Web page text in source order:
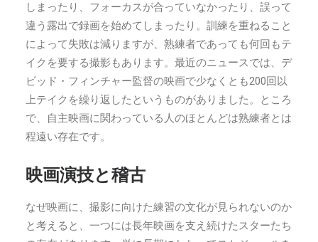
しまったり、フォーカスが合っていなかったり、誤って
違う露出で録画を始めてしまったり。訓練を重ねること
によって失敗は減りますが、熟練者であっても何回もテ
イクを要する撮影もあります。最近のニュースでは、デ
ビッド・フィンチャー監督の映画で少なくとも200回以
上テイクを繰り返したというものがありました。ところ
で、自主映画に関わっている人のほとんどは熟練者とは
程遠い存在です。
映画演技と稽古
なぜ映画に、撮影に向けた練習の文化が見られないのか
と考えると、一つには長年映画を支え続けたスターたち